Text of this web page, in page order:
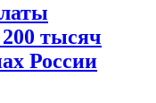
тысяч
России